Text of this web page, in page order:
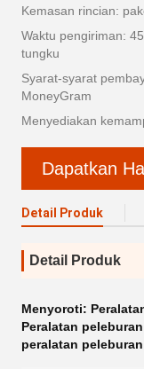
Kemasan rincian:
Waktu pengiriman:
tungku
Syarat-syarat
MoneyGram
Menyediakan
Dapatkan
Detail Produk
Detail Produk
Menyoroti:
Peralatan
peralatan